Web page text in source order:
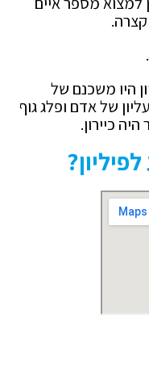
קצרה.
היו משכנם של
של אדם ופלג גוף
כיירון.